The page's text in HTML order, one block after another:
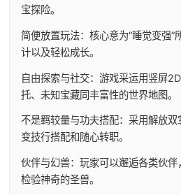
宝探险。
简便放置玩法：核心意为“睡觉变强
计以及轻松成长。
自由探索与社交：游戏采运用竖屏
托、未知宝藏同丰富性的世界地图。
不是羁较量与功夫搭配：采用解放
变技行搭配和随心转职。
伙伴与幻兽：玩家可以邂逅各类伙
检验神奇的圣兽。